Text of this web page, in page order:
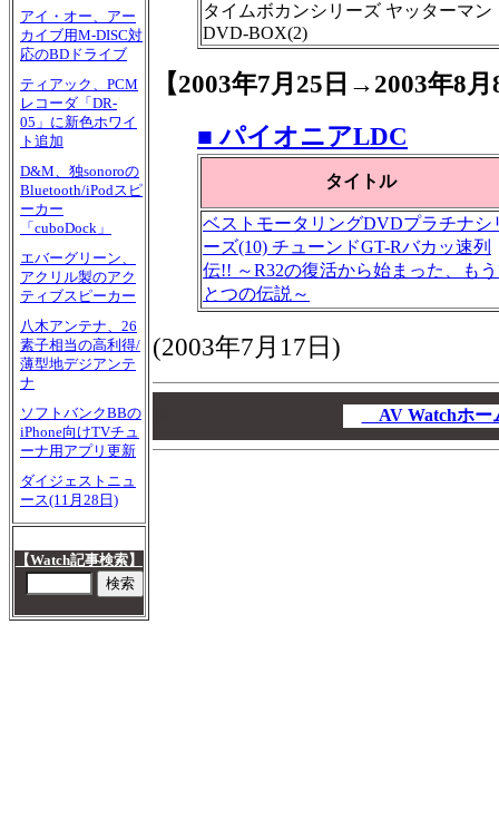
アイ・オー、アー
カイブ用M-DISC対
応のBDドライブ
ティアック、PCM
レコーダ「DR-
05」に新色ホワイ
ト追加
D&M、独sonoroの
Bluetooth/iPodスピ
ーカー
「cuboDock」
エバーグリーン、
アクリル製のアク
ティブスピーカー
八木アンテナ、26
素子相当の高利得/
薄型地デジアンテ
ナ
ソフトバンクBBの
iPhone向けTVチュ
ーナ用アプリ更新
ダイジェストニュ
ース(11月28日)
【Watch記事検索】
タイムボカンシリーズ ヤッターマン
DVD-BOX(2)
【2003年7月25日→2003年8
■ パイオニアLDC
タイトル
ベストモータリングDVDプラチナシ
ーズ(10) チューンドGT-Rバカッ速列
伝!! ～R32の復活から始まった、も
とつの伝説～
(2003年7月17日)
AV Watchホ